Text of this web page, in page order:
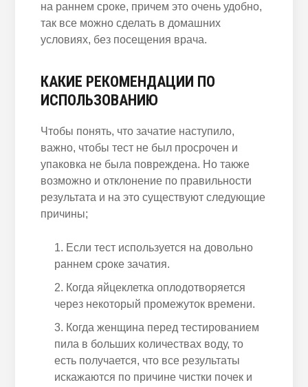
на раннем сроке, причем это очень удобно,
так все можно сделать в домашних
условиях, без посещения врача.
КАКИЕ РЕКОМЕНДАЦИИ ПО
ИСПОЛЬЗОВАНИЮ
Чтобы понять, что зачатие наступило,
важно, чтобы тест не был просрочен и
упаковка не была повреждена. Но также
возможно и отклонение по правильности
результата и на это существуют следующие
причины;
Если тест используется на довольно
раннем сроке зачатия.
Когда яйцеклетка оплодотворяется
через некоторый промежуток времени.
Когда женщина перед тестированием
пила в больших количествах воду, то
есть получается, что все результаты
искажаются по причине чистки почек и